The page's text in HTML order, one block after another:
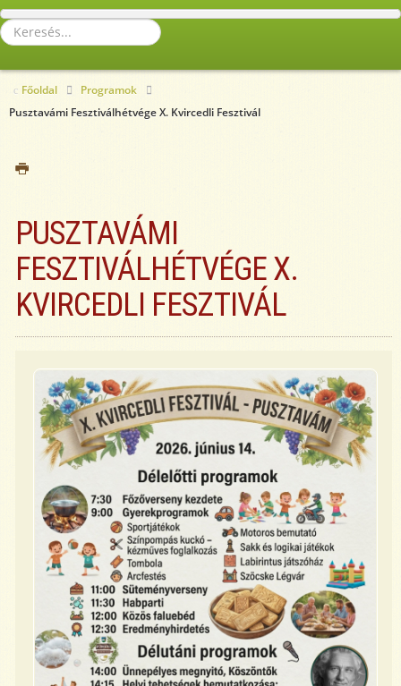
Keresés...
Főoldal
Programok
Pusztavámi Fesztiválhétvége X. Kvircedli Fesztivál
PUSZTAVÁMI
FESZTIVÁLHÉTVÉGE X.
KVIRCEDLI FESZTIVÁL